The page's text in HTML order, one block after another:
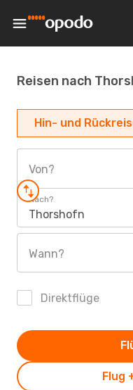
Reisen nach
Hin- und
Von?
Nach?
Thorshofn
Wann?
Direktflüge
Flug